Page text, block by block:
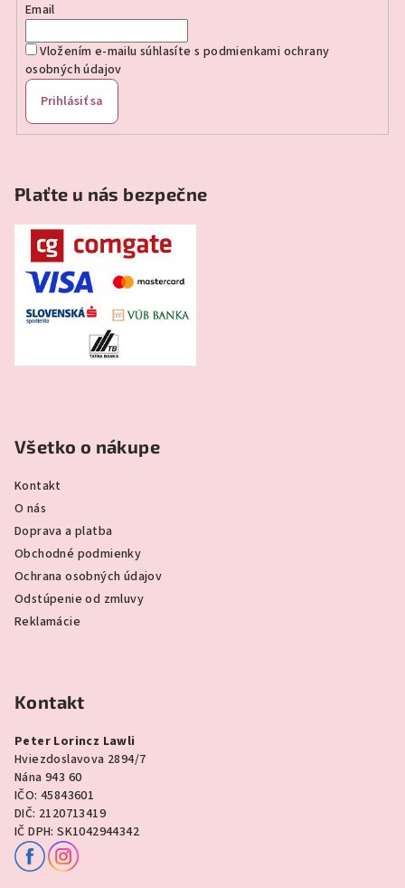
Email
Vložením e-mailu súhlasíte s podmienkami ochrany
osobných údajov
Prihlásiť sa
Plaťte u nás bezpečne
Všetko o nákupe
Kontakt
O nás
Doprava a platba
Obchodné podmienky
Ochrana osobných údajov
Odstúpenie od zmluvy
Reklamácie
Kontakt
Peter Lorincz Lawli
Hviezdoslavova 2894/7
Nána 943 60
IČO: 45843601
DIČ: 2120713419
IČ DPH: SK1042944342